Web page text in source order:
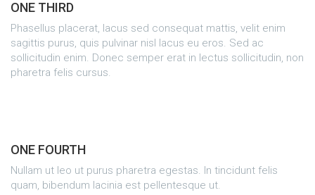
ONE THIRD
Phasellus placerat, lacus sed consequat mattis, velit enim
sagittis purus, quis pulvinar nisl lacus eu eros. Sed ac
sollicitudin enim. Donec semper erat in lectus sollicitudin, non
pharetra felis cursus.
ONE FOURTH
Nullam ut leo ut purus pharetra egestas. In tincidunt felis
quam, bibendum lacinia est pellentesque ut.